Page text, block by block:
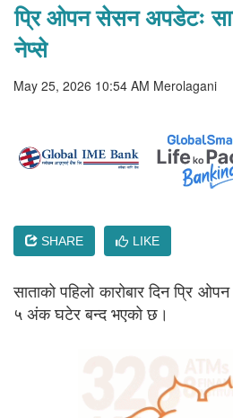
प्रि ओपन सेसन अपडेटः
नेप्से
May 25, 2026 10:54 AM Merolagani
SHARE LIKE
साताको पहिलो कारोबार दिन प्रि
५ अंक घटेर बन्द भएको छ।